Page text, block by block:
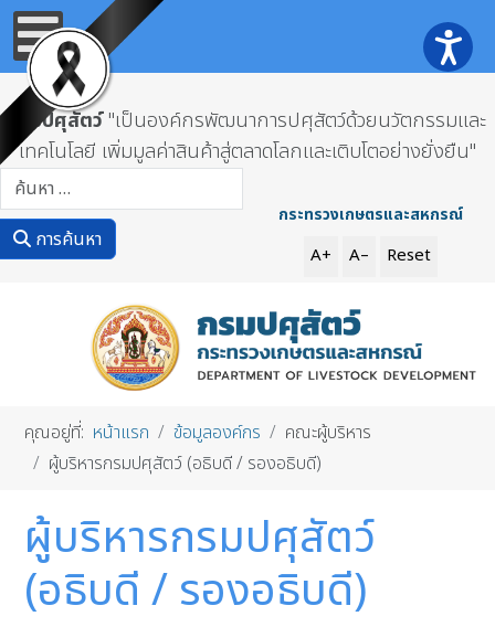
กรมปศุสัตว์"เป็นองค์กรพัฒนาการปศุสัตว์ด้วยนวัตกรรมและ
เทคโนโลยี เพิ่มมูลค่าสินค้าสู่ตลาดโลกและเติบโตอย่างยั่งยืน"
การค้นหา
กระทรวงเกษตรและสหกรณ์
A+ A– Reset
คุณอยู่ที่: หน้าแรก ข้อมูลองค์กร
คณะผู้บริหาร
ผู้บริหารกรมปศุสัตว์ (อธิบดี / รองอธิบดี)
ผู้บริหารกรมปศุสัตว์
(อธิบดี / รองอธิบดี)